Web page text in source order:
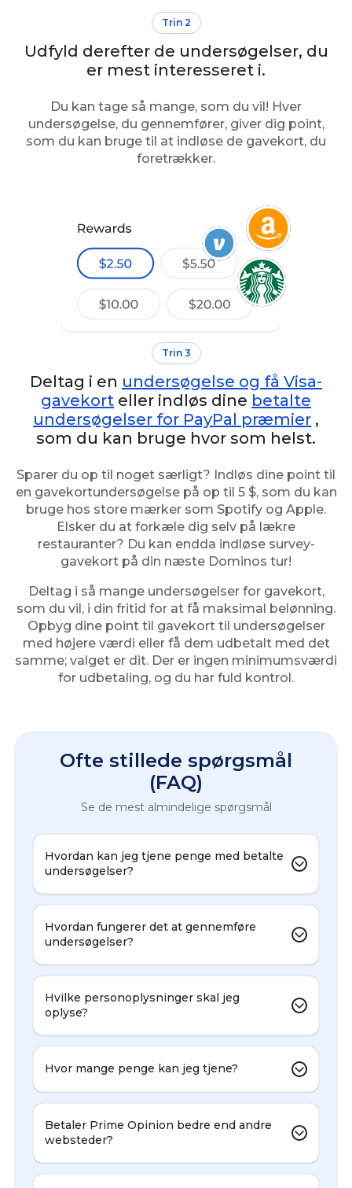
Trin 2
Udfyld derefter de undersøgelser, du
er mest interesseret i.
Du kan tage så mange, som du vil! Hver
undersøgelse, du gennemfører, giver dig point,
som du kan bruge til at indløse de gavekort, du
foretrækker.
Trin 3
Deltag i en undersøgelse og få Visa-
gavekort eller indløs dine betalte
undersøgelser for PayPal præmier ,
som du kan bruge hvor som helst.
Sparer du op til noget særligt? Indløs dine point til
en gavekortundersøgelse på op til 5 $, som du kan
bruge hos store mærker som Spotify og Apple.
Elsker du at forkæle dig selv på lækre
restauranter? Du kan endda indløse survey-
gavekort på din næste Dominos tur!
Deltag i så mange undersøgelser for gavekort,
som du vil, i din fritid for at få maksimal belønning.
Opbyg dine point til gavekort til undersøgelser
med højere værdi eller få dem udbetalt med det
samme; valget er dit. Der er ingen minimumsværdi
for udbetaling, og du har fuld kontrol.
Ofte stillede spørgsmål
(FAQ)
Se de mest almindelige spørgsmål
Hvordan kan jeg tjene penge med betalte
undersøgelser?
Hvordan fungerer det at gennemføre
undersøgelser?
Hvilke personoplysninger skal jeg
oplyse?
Hvor mange penge kan jeg tjene?
Betaler Prime Opinion bedre end andre
websteder?